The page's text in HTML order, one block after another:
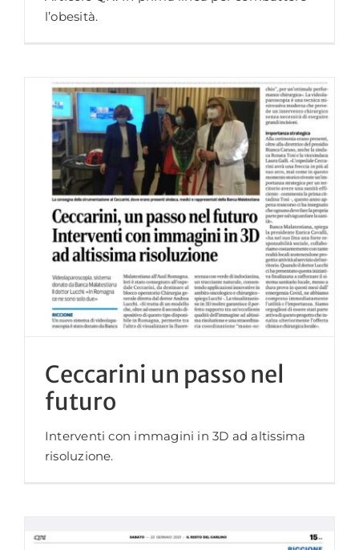
l’obesità.
Ceccarini un passo nel
futuro
Interventi con immagini in 3D ad altissima
risoluzione.